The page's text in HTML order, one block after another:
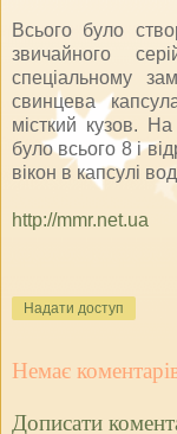
Всього було
звичайного
спеціальному
свинцева
місткий кузов.
було всього 8 і
вікон в капсулі
http://mmr.net.ua
Надати доступ
Немає
Дописати